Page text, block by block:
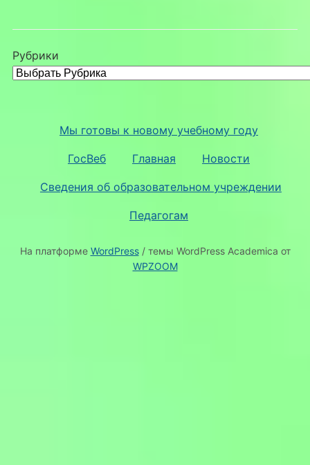
Рубрики
Мы готовы к новому учебному году
ГосВеб Главная Новости
Сведения об образовательном учреждении
Педагогам
На платформе WordPress/ темы WordPress Academica от
WPZOOM